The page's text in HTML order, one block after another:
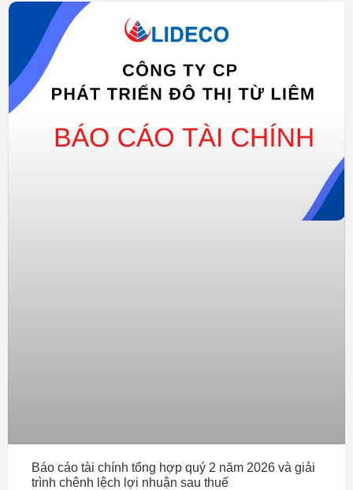
Báo cáo tài chính tổng hợp quý 2 năm 2026 và giải
trình chênh lệch lợi nhuận sau thuế